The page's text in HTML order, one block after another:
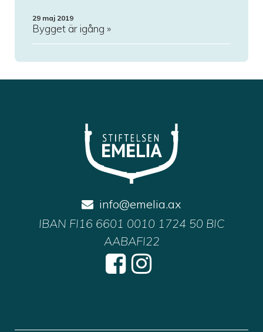
29 maj 2019
Bygget är igång
info@emelia.ax
IBAN FI16 6601 0010 1724 50 BIC
AABAFI22